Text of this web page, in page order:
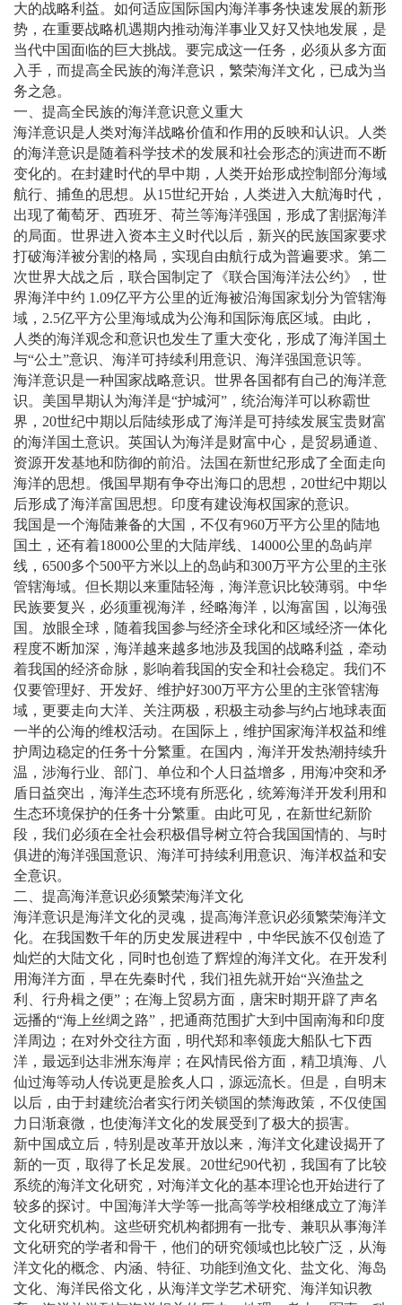
大的战略利益。如何适应国际国内海洋事务快速发展的新形
势，在重要战略机遇期内推动海洋事业又好又快地发展，是
当代中国面临的巨大挑战。要完成这一任务，必须从多方面
入手，而提高全民族的海洋意识，繁荣海洋文化，已成为当
务之急。
一、提高全民族的海洋意识意义重大
海洋意识是人类对海洋战略价值和作用的反映和认识。人类
的海洋意识是随着科学技术的发展和社会形态的演进而不断
变化的。在封建时代的早中期，人类开始形成控制部分海域
航行、捕鱼的思想。从15世纪开始，人类进入大航海时代，
出现了葡萄牙、西班牙、荷兰等海洋强国，形成了割据海洋
的局面。世界进入资本主义时代以后，新兴的民族国家要求
打破海洋被分割的格局，实现自由航行成为普遍要求。第二
次世界大战之后，联合国制定了《联合国海洋法公约》，世
界海洋中约 1.09亿平方公里的近海被沿海国家划分为管辖海
域，2.5亿平方公里海域成为公海和国际海底区域。由此，
人类的海洋观念和意识也发生了重大变化，形成了海洋国土
与“公土”意识、海洋可持续利用意识、海洋强国意识等。
海洋意识是一种国家战略意识。世界各国都有自己的海洋意
识。美国早期认为海洋是“护城河”，统治海洋可以称霸世
界，20世纪中期以后陆续形成了海洋是可持续发展宝贵财富
的海洋国土意识。英国认为海洋是财富中心，是贸易通道、
资源开发基地和防御的前沿。法国在新世纪形成了全面走向
海洋的思想。俄国早期有争夺出海口的思想，20世纪中期以
后形成了海洋富国思想。印度有建设海权国家的意识。
我国是一个海陆兼备的大国，不仅有960万平方公里的陆地
国土，还有着18000公里的大陆岸线、14000公里的岛屿岸
线，6500多个500平方米以上的岛屿和300万平方公里的主张
管辖海域。但长期以来重陆轻海，海洋意识比较薄弱。中华
民族要复兴，必须重视海洋，经略海洋，以海富国，以海强
国。放眼全球，随着我国参与经济全球化和区域经济一体化
程度不断加深，海洋越来越多地涉及我国的战略利益，牵动
着我国的经济命脉，影响着我国的安全和社会稳定。我们不
仅要管理好、开发好、维护好300万平方公里的主张管辖海
域，更要走向大洋、关注两极，积极主动参与约占地球表面
一半的公海的维权活动。在国际上，维护国家海洋权益和维
护周边稳定的任务十分繁重。在国内，海洋开发热潮持续升
温，涉海行业、部门、单位和个人日益增多，用海冲突和矛
盾日益突出，海洋生态环境有所恶化，统筹海洋开发利用和
生态环境保护的任务十分繁重。由此可见，在新世纪新阶
段，我们必须在全社会积极倡导树立符合我国国情的、与时
俱进的海洋强国意识、海洋可持续利用意识、海洋权益和安
全意识。
二、提高海洋意识必须繁荣海洋文化
海洋意识是海洋文化的灵魂，提高海洋意识必须繁荣海洋文
化。在我国数千年的历史发展进程中，中华民族不仅创造了
灿烂的大陆文化，同时也创造了辉煌的海洋文化。在开发利
用海洋方面，早在先秦时代，我们祖先就开始“兴渔盐之
利、行舟楫之便”；在海上贸易方面，唐宋时期开辟了声名
远播的“海上丝绸之路”，把通商范围扩大到中国南海和印度
洋周边；在对外交往方面，明代郑和率领庞大船队七下西
洋，最远到达非洲东海岸；在风情民俗方面，精卫填海、八
仙过海等动人传说更是脍炙人口，源远流长。但是，自明末
以后，由于封建统治者实行闭关锁国的禁海政策，不仅使国
力日渐衰微，也使海洋文化的发展受到了极大的损害。
新中国成立后，特别是改革开放以来，海洋文化建设揭开了
新的一页，取得了长足发展。20世纪90代初，我国有了比较
系统的海洋文化研究，对海洋文化的基本理论也开始进行了
较多的探讨。中国海洋大学等一批高等学校相继成立了海洋
文化研究机构。这些研究机构都拥有一批专、兼职从事海洋
文化研究的学者和骨干，他们的研究领域也比较广泛，从海
洋文化的概念、内涵、特征、功能到渔文化、盐文化、海岛
文化、海洋民俗文化，从海洋文学艺术研究、海洋知识教